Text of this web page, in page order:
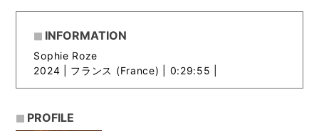
INFORMATION
Sophie Roze
2024 | フランス (France) | 0:29:55 |
PROFILE